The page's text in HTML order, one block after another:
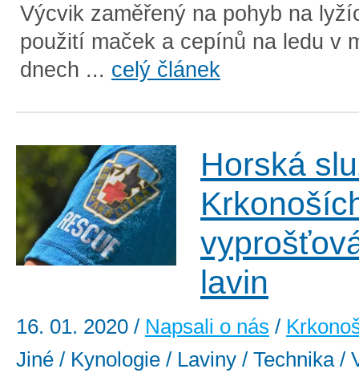
Výcvik zaměřený na pohyb na
použití maček a cepínů na ledu v
dnech ... celý článek
Horská
lavin
16. 01. 2020 / Napsali o nás /
Jiné / Kynologie / Laviny / Technika /